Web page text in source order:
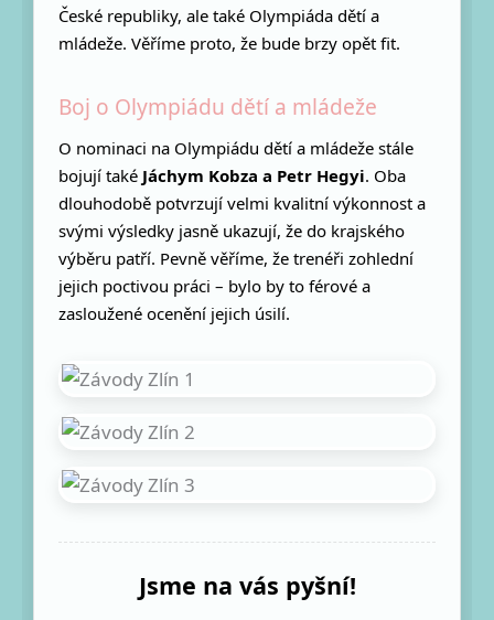
České republiky, ale také Olympiáda dětí a
mládeže. Věříme proto, že bude brzy opět fit.
Boj o Olympiádu dětí a mládeže
O nominaci na Olympiádu dětí a mládeže stále
bojují také Jáchym Kobza a Petr Hegyi. Oba
dlouhodobě potvrzují velmi kvalitní výkonnost a
svými výsledky jasně ukazují, že do krajského
výběru patří. Pevně věříme, že trenéři zohlední
jejich poctivou práci – bylo by to férové a
zasloužené ocenění jejich úsilí.
Jsme na vás pyšní!